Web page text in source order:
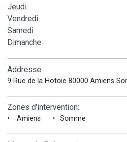
Jeudi
Vendredi
Samedi
Dimanche
Addresse:
9 Rue de la Hotoie 80000 Amiens
Zones d'intervention:
Amiens Somme